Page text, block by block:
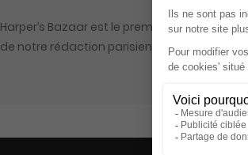
Harper’s Bazaar est le premier des
de notre rédaction parisienne pour vivre,